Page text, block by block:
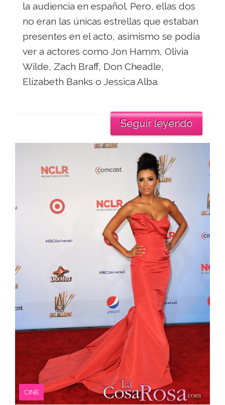
la audiencia en español. Pero, ellas dos
no eran las únicas estrellas que estaban
presentes en el acto, asimismo se podía
ver a actores como Jon Hamm, Olivia
Wilde, Zach Braff, Don Cheadle,
Elizabeth Banks o Jessica Alba.
Seguir leyendo
CINE